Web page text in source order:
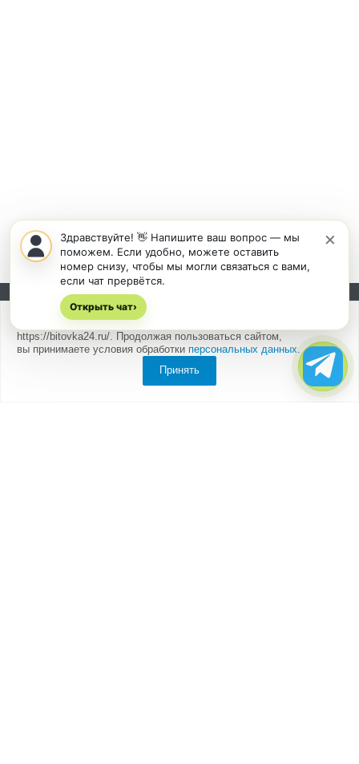
Подписывайтесь на новости и акции:
используем cookiesдля быстрой и удобной работы сайта
https://bitovka24.ru/. Продолжая пользоваться сайтом,
вы принимаете условия обработки персональных данных.
Принять
×
Здравствуйте! 👋 Напишите ваш вопрос — мы
поможем. Если удобно, можете оставить
номер снизу, чтобы мы могли связаться с вами,
если чат прервётся.
Открыть чат›